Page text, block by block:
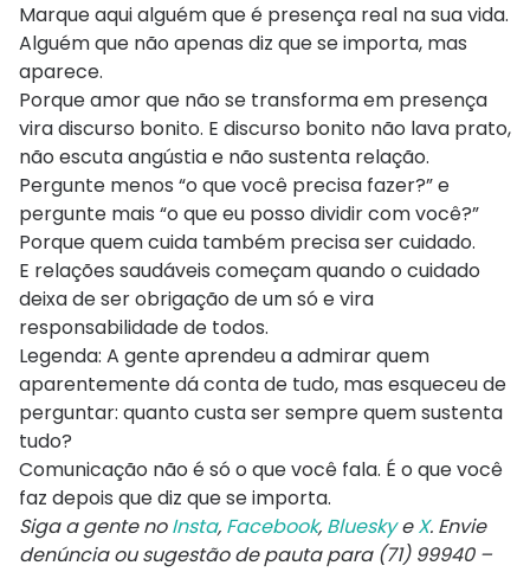
Marque aqui alguém que é presença real na sua vida.
Alguém que não apenas diz que se importa, mas
aparece.
Porque amor que não se transforma em presença
vira discurso bonito. E discurso bonito não lava prato,
não escuta angústia e não sustenta relação.
Pergunte menos “o que você precisa fazer?” e
pergunte mais “o que eu posso dividir com você?”
Porque quem cuida também precisa ser cuidado.
E relações saudáveis começam quando o cuidado
deixa de ser obrigação de um só e vira
responsabilidade de todos.
Legenda: A gente aprendeu a admirar quem
aparentemente dá conta de tudo, mas esqueceu de
perguntar: quanto custa ser sempre quem sustenta
tudo?
Comunicação não é só o que você fala. É o que você
faz depois que diz que se importa.
Siga a gente noInsta, Facebook, BlueskyeX. Envie
denúncia ou sugestão de pauta para (71) 99940 –